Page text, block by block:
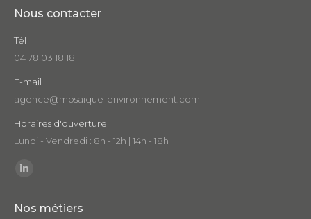
Nous contacter
Tél
04 78 03 18 18
E-mail
agence@mosaique-environnement.com
Horaires d'ouverture
Lundi - Vendredi : 8h - 12h | 14h - 18h
Trouvez nous sur :
opens
Nos métiers